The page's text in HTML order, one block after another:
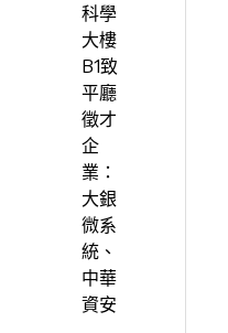
科學
大樓
B1致
平廳
徵才
企
業：
大銀
微系
統、
中華
資安